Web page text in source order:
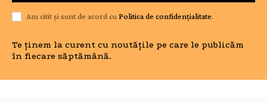
Am citit și sunt de acord cuPolitica de confidențialitate.
Te ținem la curent cu noutățile pe care le publicăm
în fiecare săptămână.